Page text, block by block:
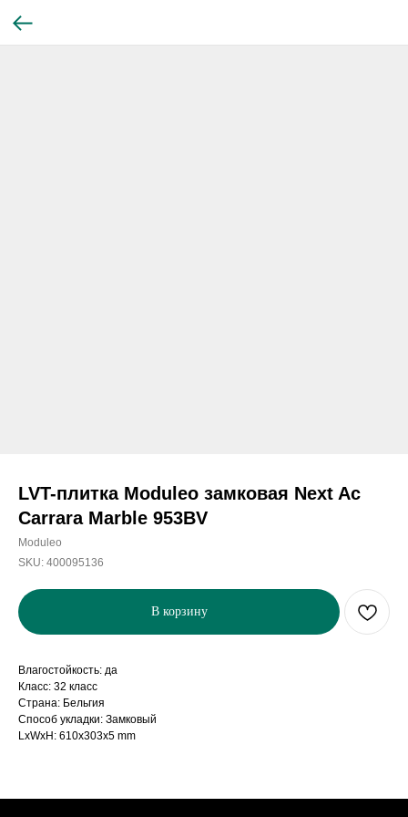
LVT-плитка Moduleo замковая Next Ac
Carrara Marble 953BV
Moduleo
SKU: 400095136
В корзину
Влагостойкость: да
Класс: 32 класс
Страна: Бельгия
Способ укладки: Замковый
LxWxH: 610x303x5 mm